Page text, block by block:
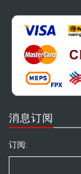
消息订阅
订阅: